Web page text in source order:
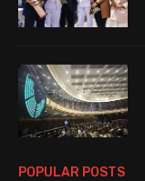
POPULAR POSTS